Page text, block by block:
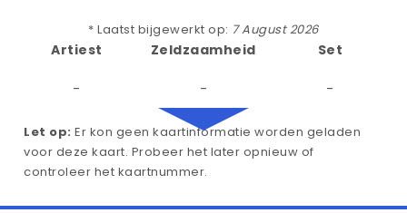
* Laatst bijgewerkt op: 7 August 2026
Artiest
-
Zeldzaamheid
-
Set
-
Let op: Er kon geen kaartinformatie worden geladen
voor deze kaart. Probeer het later opnieuw of
controleer het kaartnummer.